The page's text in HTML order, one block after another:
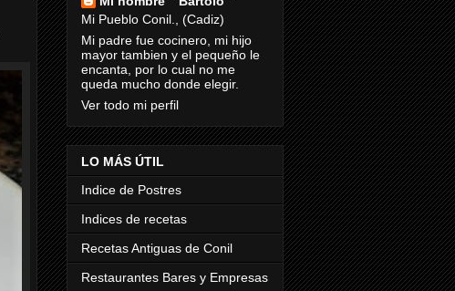
Mi Pueblo Conil., (Cadiz)
Mi padre fue cocinero, mi hijo
mayor tambien y el pequeño le
encanta, por lo cual no me
queda mucho donde elegir.
Ver todo mi perfil
LO MÁS ÚTIL
Indice de Postres
Indices de recetas
Recetas Antiguas de Conil
Restaurantes Bares y Empresas